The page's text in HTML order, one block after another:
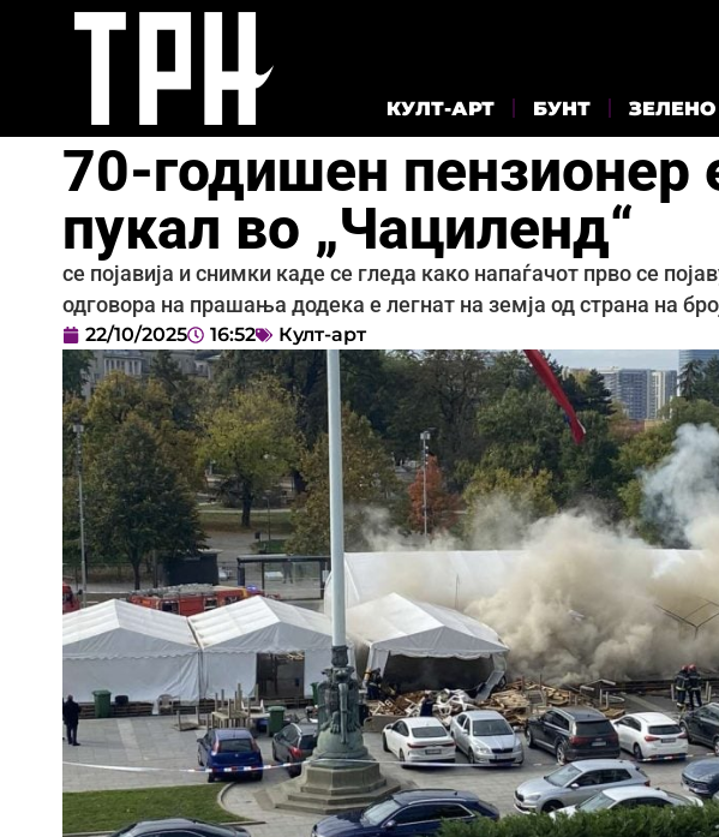
КУЛТ-АРТ БУНТ ЗЕЛЕНО
70-годишен пензионер
пукал во „Чациленд“
се појавија и снимки каде се гледа како напаѓачот прво се
одговора на прашања додека е легнат на земја од страна на
22/10/2025 16:52 Култ-арт